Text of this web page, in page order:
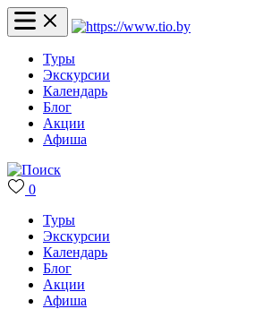
Туры
Экскурсии
Календарь
Блог
Акции
Афиша
0
Туры
Экскурсии
Календарь
Блог
Акции
Афиша